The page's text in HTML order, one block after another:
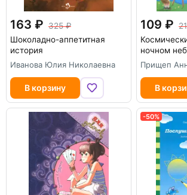
163
325
Шоколадно-аппетитная
история
Иванова Юлия Николаевна
В корзину
109
ночном
Прищеп
В
-50%